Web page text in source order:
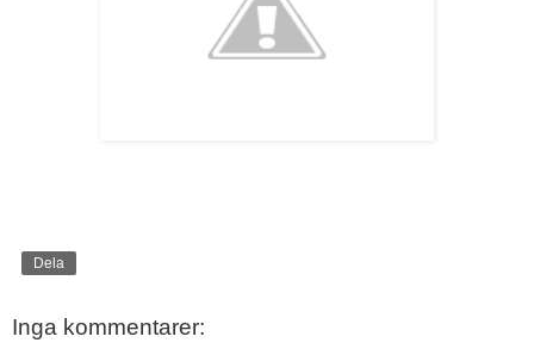
Dela
Inga kommentarer: